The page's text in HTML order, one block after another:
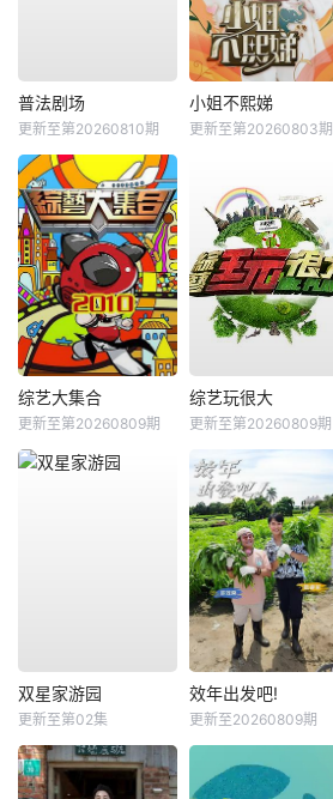
普法剧场
更新至第20260810期
小姐不熙娣
更新至第20260803期
综艺大集合
更新至第20260809期
综艺玩很大
更新至第20260809期
双星家游园
更新至第02集
效年出发吧!
更新至20260809期